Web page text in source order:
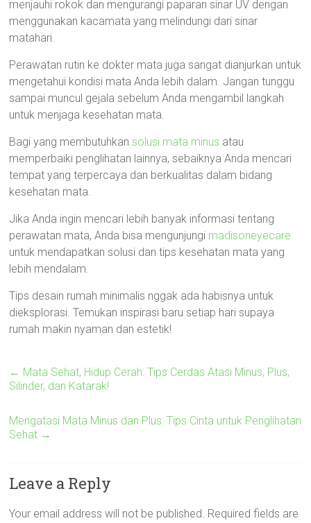
menjauhi rokok dan mengurangi paparan sinar UV dengan
menggunakan kacamata yang melindungi dari sinar
matahari.
Perawatan rutin ke dokter mata juga sangat dianjurkan untuk
mengetahui kondisi mata Anda lebih dalam. Jangan tunggu
sampai muncul gejala sebelum Anda mengambil langkah
untuk menjaga kesehatan mata.
Bagi yang membutuhkan solusi mata minus atau
memperbaiki penglihatan lainnya, sebaiknya Anda mencari
tempat yang terpercaya dan berkualitas dalam bidang
kesehatan mata.
Jika Anda ingin mencari lebih banyak informasi tentang
perawatan mata, Anda bisa mengunjungi madisoneyecare
untuk mendapatkan solusi dan tips kesehatan mata yang
lebih mendalam.
Tips desain rumah minimalis nggak ada habisnya untuk
dieksplorasi. Temukan inspirasi baru setiap hari supaya
rumah makin nyaman dan estetik!
← Mata Sehat, Hidup Cerah: Tips Cerdas Atasi Minus, Plus,
Silinder, dan Katarak!
Mengatasi Mata Minus dan Plus: Tips Cinta untuk Penglihatan
Sehat →
Leave a Reply
Your email address will not be published. Required fields are